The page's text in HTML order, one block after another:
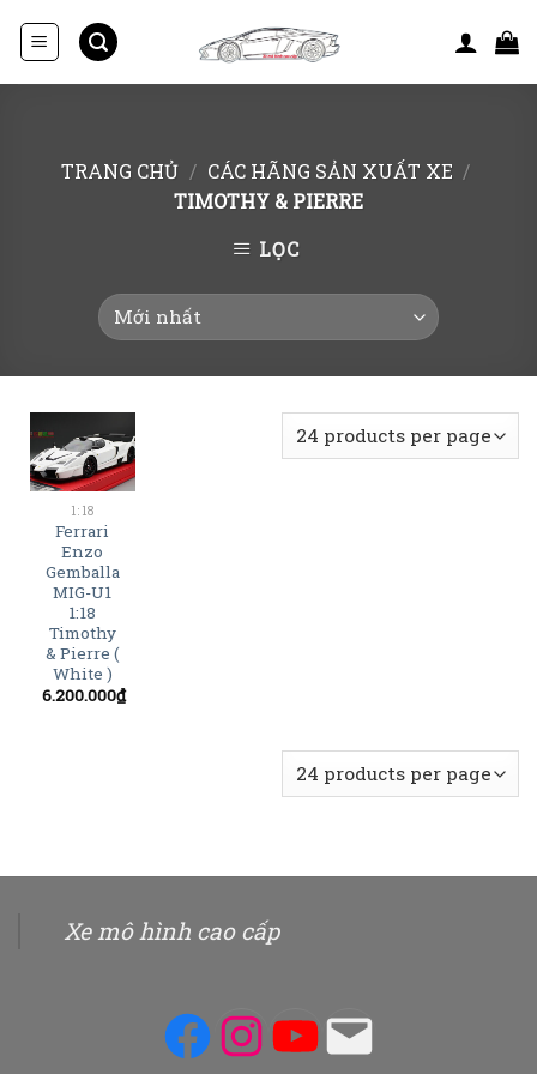
TRANG CHỦ / CÁC HÃNG SẢN XUẤT XE /
TIMOTHY & PIERRE
LỌC
1:18
Ferrari
Enzo
Gemballa
MIG-U1
1:18
Timothy
& Pierre (
White )
6.200.000₫
Xe mô hình cao cấp
Facebook
Instagram
YouTube